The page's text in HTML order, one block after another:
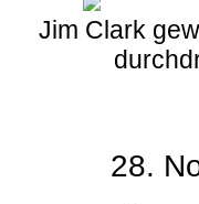
Jim Clark
28.